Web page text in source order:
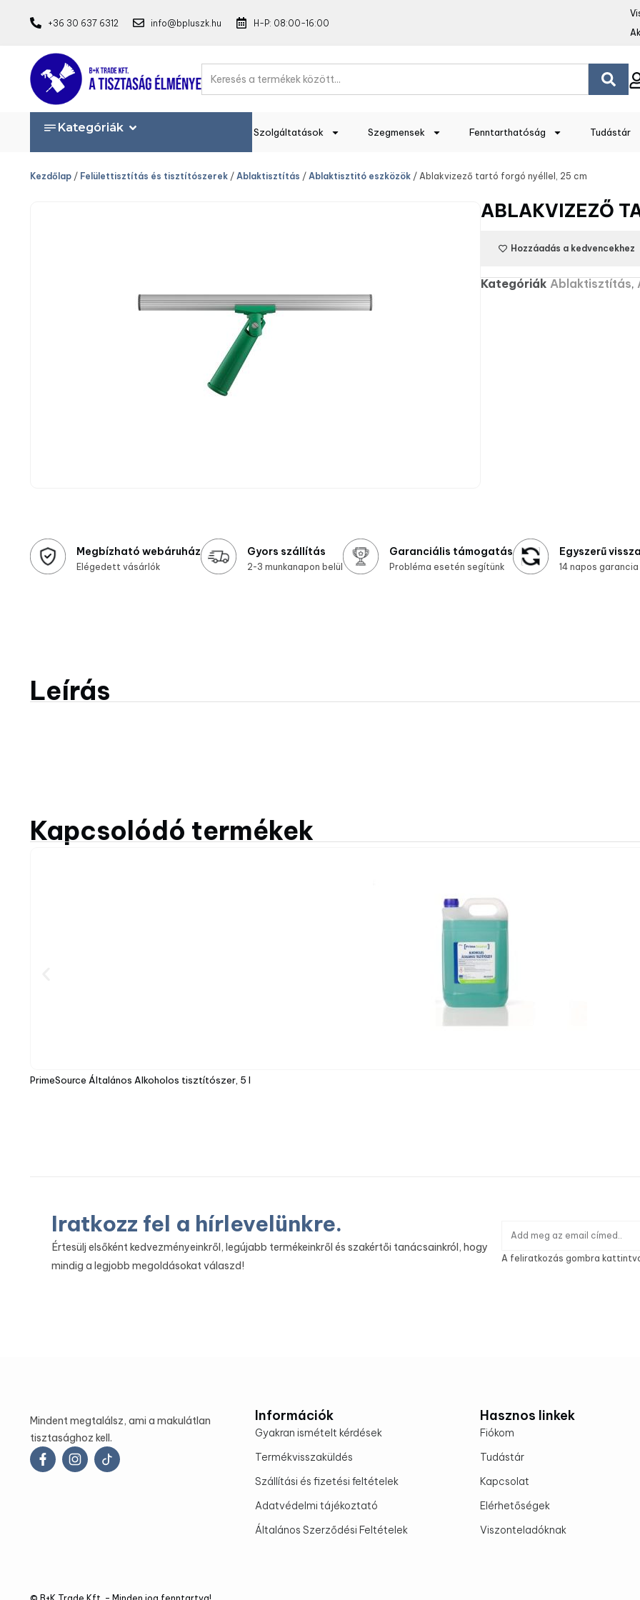
+36 30 637 6312 info@bpluszk.hu H-P: 08:00-16:00
Kategóriák Szolgáltatások Szegmensek Fenntarthatóság Tudástár
Kezdőlap / Felülettisztítás és tisztítószerek / Ablaktisztítás / Ablaktisztitó eszközök / Ablakvizező tartó forgó nyéllel, 25 cm
ABLAKVIZEZŐ
Hozzáadás a kedvencekhez
Kategóriák Ablaktisztítás,
Megbízható webáruház
Elégedett vásárlók
Gyors szállítás
2-3 munkanapon belül
Garanciális támogatás
Probléma esetén segítünk
Egyszerű
14 napos garancia
Leírás
Kapcsolódó termékek
PrimeSource Általános Alkoholos tisztítószer, 5 l
Iratkozz fel a hírlevelünkre.
Értesülj elsőként kedvezményeinkről, legújabb termékeinkről és szakértői tanácsainkról, hogy
mindig a legjobb megoldásokat válaszd!
A feliratkozás gombra
Mindent megtalálsz, ami a makulátlan
tisztasághoz kell.
Információk
Gyakran ismételt kérdések
Termékvisszaküldés
Szállítási és fizetési feltételek
Adatvédelmi tájékoztató
Általános Szerződési Feltételek
Hasznos linkek
Fiókom
Tudástár
Kapcsolat
Elérhetőségek
Viszonteladóknak